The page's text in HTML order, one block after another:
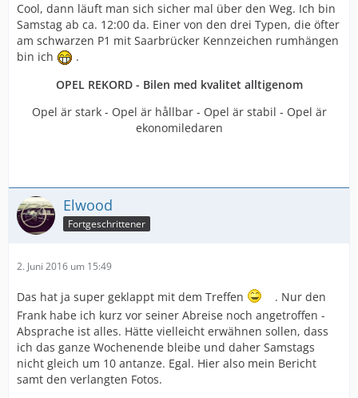
Cool, dann läuft man sich sicher mal über den Weg. Ich bin
Samstag ab ca. 12:00 da. Einer von den drei Typen, die öfter
am schwarzen P1 mit Saarbrücker Kennzeichen rumhängen
bin ich
.
OPEL REKORD - Bilen med kvalitet alltigenom
Opel är stark - Opel är hållbar - Opel är stabil - Opel är
ekonomiledaren
Elwood
Fortgeschrittener
2. Juni 2016 um 15:49
Das hat ja super geklappt mit dem Treffen
. Nur den
Frank habe ich kurz vor seiner Abreise noch angetroffen -
Absprache ist alles. Hätte vielleicht erwähnen sollen, dass
ich das ganze Wochenende bleibe und daher Samstags
nicht gleich um 10 antanze. Egal. Hier also mein Bericht
samt den verlangten Fotos.